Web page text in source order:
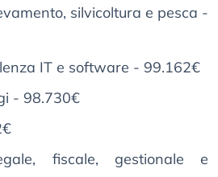
silvicoltura e pesca -
IT e software - 99.162€
- 98.730€
fiscale, gestionale e